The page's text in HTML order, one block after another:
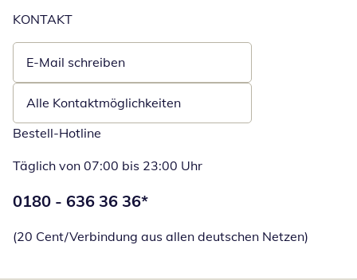
KONTAKT
E-Mail schreiben
Öffnet E-Mail-Client
Alle Kontaktmöglichkeiten
Bestell-Hotline
Täglich von 07:00 bis 23:00 Uhr
Telefonnummer:
0180 - 636 36 36*
(20 Cent/Verbindung aus allen deutschen Netzen)